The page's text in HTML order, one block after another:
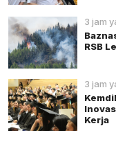
3 jam
RSB
3 jam
Kerja